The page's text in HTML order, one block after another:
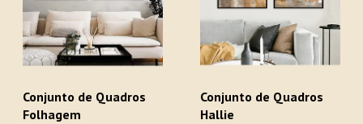
Conjunto de Quadros
Folhagem
Conjunto de Quadros
Hallie